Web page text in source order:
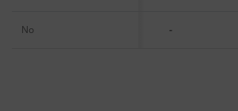
No -